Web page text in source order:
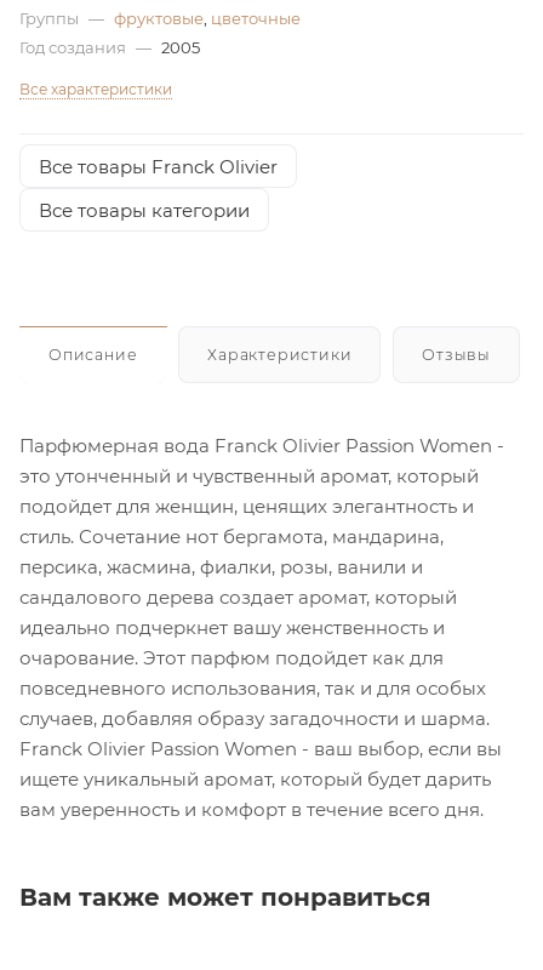
Группы — фруктовые цветочные
Год создания — 2005
Все характеристики
Все товары Franck Olivier
Все товары категории
Описание Характеристики Отзывы
Парфюмерная вода Franck Olivier Passion Women -
это утонченный и чувственный аромат, который
подойдет для женщин, ценящих элегантность и
стиль. Сочетание нот бергамота, мандарина,
персика, жасмина, фиалки, розы, ванили и
сандалового дерева создает аромат, который
идеально подчеркнет вашу женственность и
очарование. Этот парфюм подойдет как для
повседневного использования, так и для особых
случаев, добавляя образу загадочности и шарма.
Franck Olivier Passion Women - ваш выбор, если вы
ищете уникальный аромат, который будет дарить
вам уверенность и комфорт в течение всего дня.
Вам также может понравиться